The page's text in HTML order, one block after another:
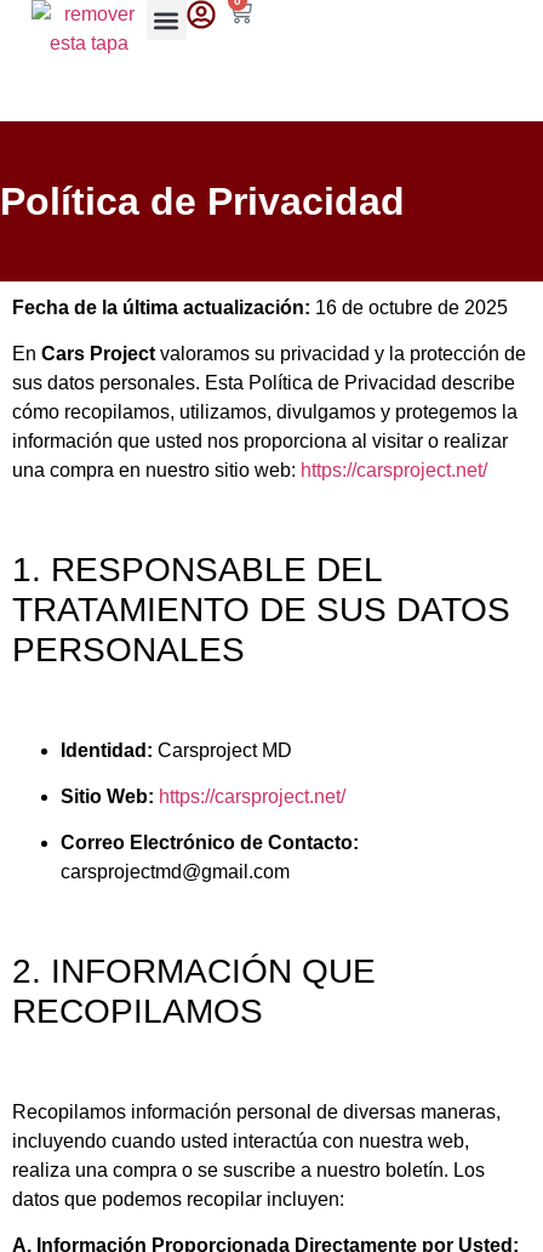
Política de Privacidad
Fecha de la última actualización: 16 de octubre de 2025
En Cars Project valoramos su privacidad y la protección de
sus datos personales. Esta Política de Privacidad describe
cómo recopilamos, utilizamos, divulgamos y protegemos la
información que usted nos proporciona al visitar o realizar
una compra en nuestro sitio web: https://carsproject.net/
1. RESPONSABLE DEL
TRATAMIENTO DE SUS DATOS
PERSONALES
Identidad: Carsproject MD
Sitio Web: https://carsproject.net/
Correo Electrónico de Contacto:
carsprojectmd@gmail.com
2. INFORMACIÓN QUE
RECOPILAMOS
Recopilamos información personal de diversas maneras,
incluyendo cuando usted interactúa con nuestra web,
realiza una compra o se suscribe a nuestro boletín. Los
datos que podemos recopilar incluyen:
A. Información Proporcionada Directamente por Usted: